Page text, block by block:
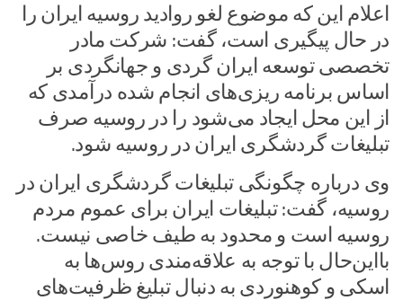
اعلام این که موضوع لغو روادید روسیه ایران را
در حال پیگیری است، ‌گفت: شرکت مادر
تخصصی توسعه ایران گردی و جهانگردی بر
اساس برنامه ریزی‌های انجام شده درآمدی که
از این محل ایجاد می‌شود را در روسیه صرف
تبلیغات گردشگری ایران در روسیه شود.
وی درباره چگونگی تبلیغات گردشگری ایران در
روسیه، گفت: تبلیغات ایران برای عموم مردم
روسیه است و محدود به طیف خاصی نیست.
بااین‌حال با توجه به علاقه‌مندی روس‌ها به
اسکی و کوهنوردی به دنبال تبلیغ ظرفیت‌های